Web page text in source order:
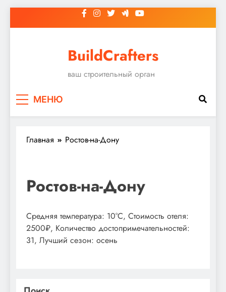
к
BuildCrafters
ваш строительный орган
МЕНЮ
Главная Ростов-на-Дону
Ростов-на-Дону
Средняя температура: 10°C, Стоимость отеля:
2500₽, Количество достопримечательностей:
31, Лучший сезон: осень